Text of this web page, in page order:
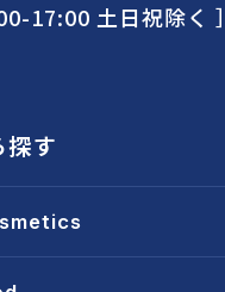
17:00 土日祝除く ］
探す